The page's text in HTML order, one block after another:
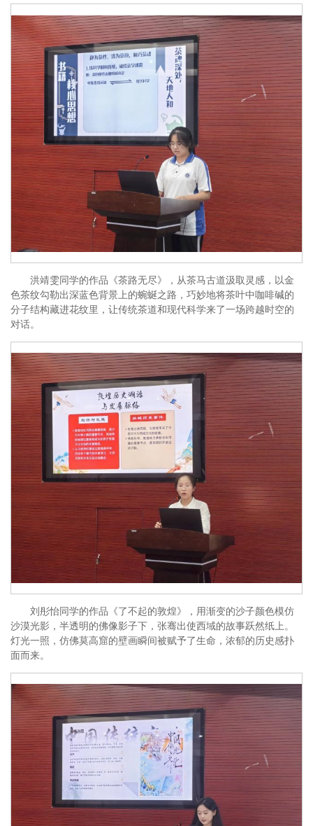
洪靖雯同学的作品《茶路无尽》，从茶马古道汲取灵感，以金
色茶纹勾勒出深蓝色背景上的蜿蜒之路，巧妙地将茶叶中咖啡碱的
分子结构藏进花纹里，让传统茶道和现代科学来了一场跨越时空的
对话。
刘彤怡同学的作品《了不起的敦煌》，用渐变的沙子颜色模仿
沙漠光影，半透明的佛像影子下，张骞出使西域的故事跃然纸上。
灯光一照，仿佛莫高窟的壁画瞬间被赋予了生命，浓郁的历史感扑
面而来。